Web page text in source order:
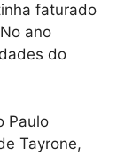
faturado
ano
do
Paulo
Tayrone,